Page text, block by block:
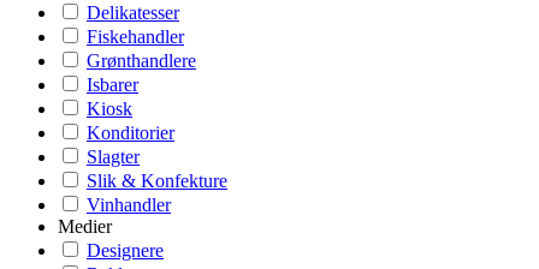
Delikatesser
Fiskehandler
Grønthandlere
Isbarer
Kiosk
Konditorier
Slagter
Slik & Konfekture
Vinhandler
Medier
Designere